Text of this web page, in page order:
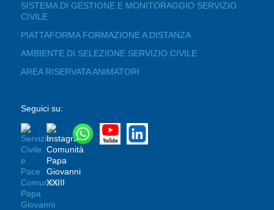
SISTEMA DI GESTIONE E MONITORAGGIO SERVIZIO
CIVILE
PIATTAFORMA FORMAZIONE A DISTANZA
AMBIENTE DI SELEZIONE SERVIZIO CIVILE
AREA RISERVATA ANIMATORI
Seguici su: